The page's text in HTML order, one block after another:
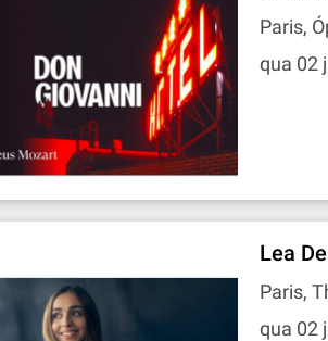
Paris,
qua 02
Lea
Paris,
qua 02